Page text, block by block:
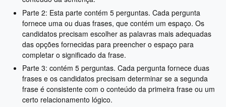
Parte 2: Esta parte contém 5 perguntas. Cada pergunta
fornece uma ou duas frases, que contém um espaço. Os
candidatos precisam escolher as palavras mais adequadas
das opções fornecidas para preencher o espaço para
completar o significado da frase.
Parte 3: contém 5 perguntas. Cada pergunta fornece duas
frases e os candidatos precisam determinar se a segunda
frase é consistente com o conteúdo da primeira frase ou um
certo relacionamento lógico.